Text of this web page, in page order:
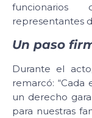
representantes
Un paso
Durante el
remarcó:
un derecho
para nuestras